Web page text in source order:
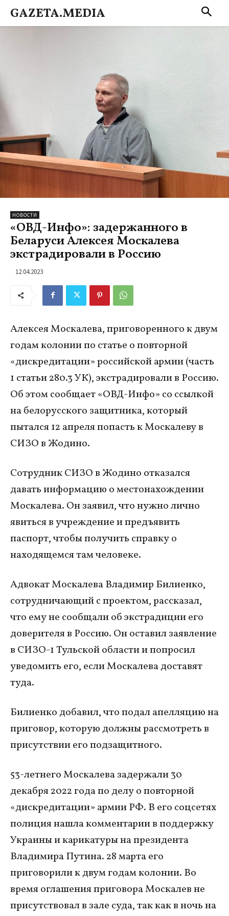
GAZETA.MEDIA
НОВОСТИ
«ОВД-Инфо»: задержанного в
Беларуси Алексея Москалева
экстрадировали в Россию
12.04.2023
Алексея Москалева, приговоренного к двум
годам колонии по статье о повторной
«дискредитации» российской армии (часть
1 статьи 280.3 УК), экстрадировали в Россию.
Об этом сообщает «ОВД-Инфо» со ссылкой
на белорусского защитника, который
пытался 12 апреля попасть к Москалеву в
СИЗО в Жодино.
Сотрудник СИЗО в Жодино отказался
давать информацию о местонахождении
Москалева. Он заявил, что нужно лично
явиться в учреждение и предъявить
паспорт, чтобы получить справку о
находящемся там человеке.
Адвокат Москалева Владимир Билиенко,
сотрудничающий с проектом, рассказал,
что ему не сообщали об экстрадиции его
доверителя в Россию. Он оставил заявление
в СИЗО-1 Тульской области и попросил
уведомить его, если Москалева доставят
туда.
Билиенко добавил, что подал апелляцию на
приговор, которую должны рассмотреть в
присутствии его подзащитного.
53-летнего Москалева задержали 30
декабря 2022 года по делу о повторной
«дискредитации» армии РФ. В его соцсетях
полиция нашла комментарии в поддержку
Украины и карикатуры на президента
Владимира Путина. 28 марта его
приговорили к двум годам колонии. Во
время оглашения приговора Москалев не
присутствовал в зале суда, так как в ночь на